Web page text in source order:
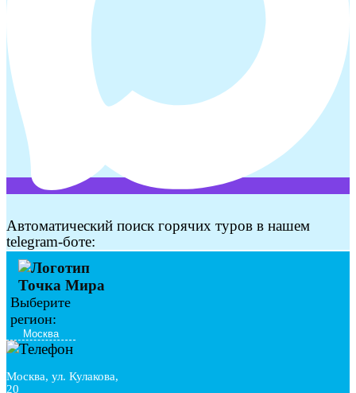
Автоматический поиск горячих туров в нашем
telegram-боте:
Выберите
регион:
Москва, ул. Кулакова,
20